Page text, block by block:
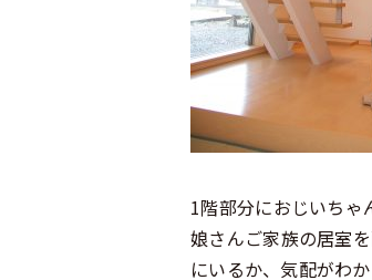
1階部分におじいちゃ
娘さんご家族の居室
にいるか、気配がわ